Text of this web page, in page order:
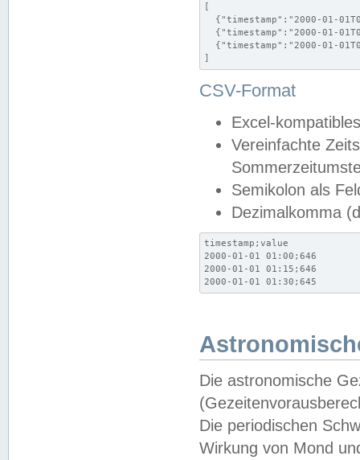
[
{"timestamp":"2000-01-
{"timestamp":"2000-01-
{"timestamp":"2000-01-
]
CSV-Format
Excel-
Vereinfachte
Semikolon als
Dezimalkomma
timestamp;value
2000-01-01 01:00;646
2000-01-01 01:15;646
2000-01-01 01:30;645
Die astronomische
Die periodischen
Wirkung von Mond